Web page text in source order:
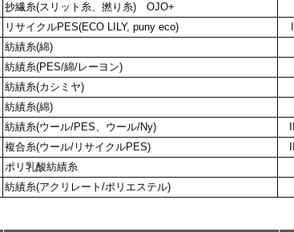
抄繊糸(スリット糸、撚り糸) OJO+
リサイクルPES(ECO LILY, puny eco)
紡績糸(綿)
紡績糸(PES/綿/レーヨン)
紡績糸(カシミヤ)
紡績糸(綿)
紡績糸(ウール/PES、ウール/Ny)
複合糸(ウール/リサイクルPES)
ポリ乳酸紡績糸
紡績糸(アクリレート/ポリエステル)